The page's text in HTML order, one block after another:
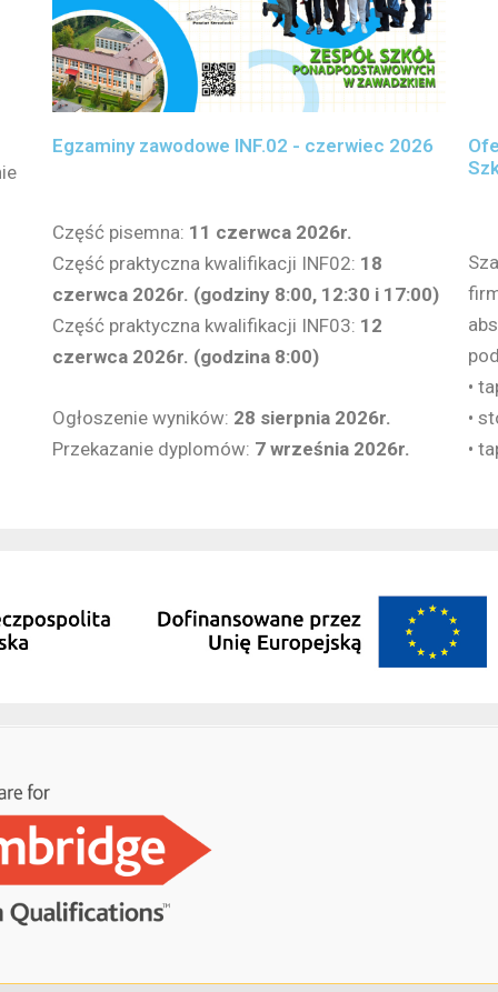
Egzaminy zawodowe INF.02 - czerwiec 2026
Część pisemna: 11 czerwca 2026r.
Część praktyczna kwalifikacji INF02: 18
czerwca 2026r. (godziny 8:00, 12:30 i 17:00)
Część praktyczna kwalifikacji INF03: 12
czerwca 2026r. (godzina 8:00)
Ogłoszenie wyników: 28 sierpnia 2026r.
Przekazanie dyplomów: 7 września 2026r.
•
•
•